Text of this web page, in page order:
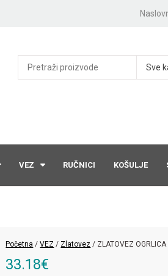
Sve
VEZ RUČNICI KOŠULJE
Početna /VEZ / Zlatovez / ZLATOVEZ OGRLICA
33.18€